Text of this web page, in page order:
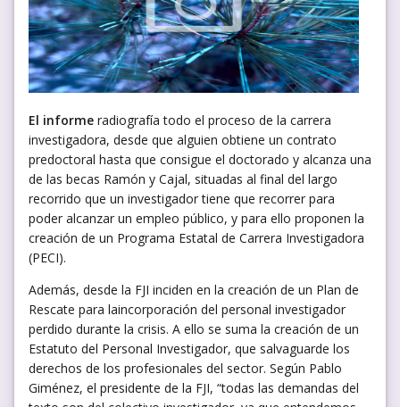
El informe radiografía todo el proceso de la carrera
investigadora, desde que alguien obtiene un contrato
predoctoral hasta que consigue el doctorado y alcanza una
de las becas Ramón y Cajal, situadas al final del largo
recorrido que un investigador tiene que recorrer para
poder alcanzar un empleo público, y para ello proponen la
creación de un Programa Estatal de Carrera Investigadora
(PECI).
Además, desde la FJI inciden en la creación de un Plan de
Rescate para laincorporación del personal investigador
perdido durante la crisis. A ello se suma la creación de un
Estatuto del Personal Investigador, que salvaguarde los
derechos de los profesionales del sector. Según Pablo
Giménez, el presidente de la FJI, “todas las demandas del